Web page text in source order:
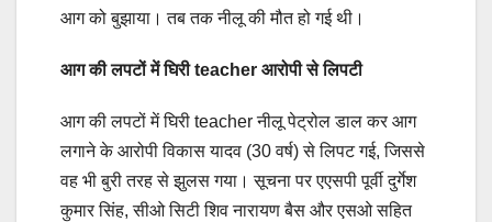
आग को बुझाया। तब तक नीलू की मौत हो गई थी।
आग की लपटों में घिरीteacher आरोपी से लिपटी
आग की लपटों में घिरी teacher नीलू पेट्रोल डाल कर आग
लगाने के आरोपी विकास यादव (30 वर्ष) से लिपट गई, जिससे
वह भी बुरी तरह से झुलस गया। सूचना पर एएसपी पूर्वी दुर्गेश
कुमार सिंह, सीओ सिटी शिव नारायण बैस और एसओ सहित